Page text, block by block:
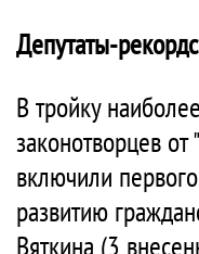
Депутаты-
В тройку
законотворцев
включили
развитию
Вяткина (3